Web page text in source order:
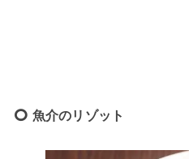
魚介のリゾット